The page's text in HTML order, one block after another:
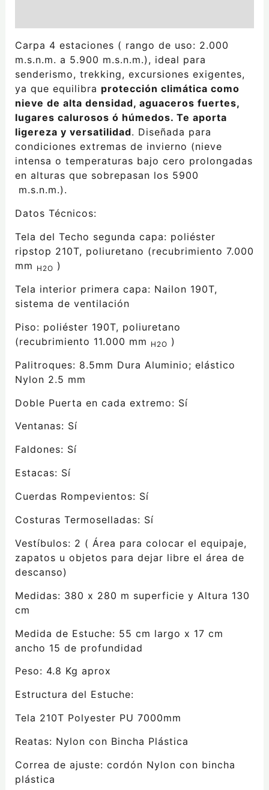
Carpa 4 estaciones ( rango de uso: 2.000
m.s.n.m. a 5.900 m.s.n.m.), ideal para
senderismo, trekking, excursiones exigentes,
ya que equilibra protección climática como
nieve de alta densidad, aguaceros fuertes,
lugares calurosos ó húmedos. Te aporta
ligereza y versatilidad. Diseñada para
condiciones extremas de invierno (nieve
intensa o temperaturas bajo cero prolongadas
en alturas que sobrepasan los 5900
m.s.n.m.).
Datos Técnicos:
Tela del Techo segunda capa: poliéster
ripstop 210T, poliuretano (recubrimiento 7.000
mm H2O )
Tela interior primera capa: Nailon 190T,
sistema de ventilación
Piso: poliéster 190T, poliuretano
(recubrimiento 11.000 mm H2O )
Palitroques: 8.5mm Dura Aluminio; elástico
Nylon 2.5 mm
Doble Puerta en cada extremo: Sí
Ventanas: Sí
Faldones: Sí
Estacas: Sí
Cuerdas Rompevientos: Sí
Costuras Termoselladas: Sí
Vestíbulos: 2 ( Área para colocar el equipaje,
zapatos u objetos para dejar libre el área de
descanso)
Medidas: 380 x 280 m superficie y Altura 130
cm
Medida de Estuche: 55 cm largo x 17 cm
ancho 15 de profundidad
Peso: 4.8 Kg aprox
Estructura del Estuche:
Tela 210T Polyester PU 7000mm
Reatas: Nylon con Bincha Plástica
Correa de ajuste: cordón Nylon con bincha
plástica